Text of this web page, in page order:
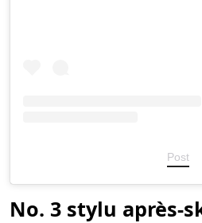
Post
No. 3 stylu après-